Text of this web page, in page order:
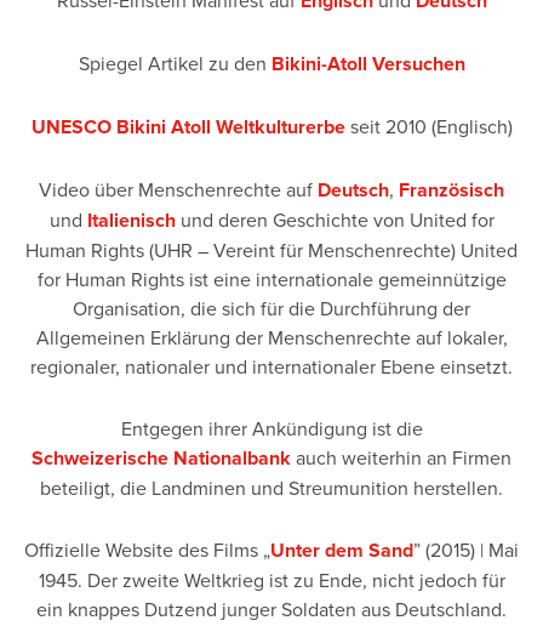
Spiegel Artikel zu den Bikini-Atoll Versuchen
UNESCO Bikini Atoll Weltkulturerbeseit 2010 (Englisch)
Video über Menschenrechte auf Deutsch, Französisch
und Italienischund deren Geschichte von United for
Human Rights (UHR – Vereint für Menschenrechte) United
for Human Rights ist eine internationale gemeinnützige
Organisation, die sich für die Durchführung der
Allgemeinen Erklärung der Menschenrechte auf lokaler,
regionaler, nationaler und internationaler Ebene einsetzt.
Entgegen ihrer Ankündigung ist die
Schweizerische Nationalbank auch weiterhin an Firmen
beteiligt, die Landminen und Streumunition herstellen.
Offizielle Website des Films „Unter dem Sand” (2015) | Mai
1945. Der zweite Weltkrieg ist zu Ende, nicht jedoch für
ein knappes Dutzend junger Soldaten aus Deutschland.